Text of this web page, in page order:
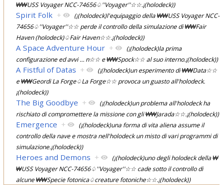
₩₩USS Voyager NCC-74656♤''Voyager''☆☆.¡(holodeck))
Spirit Folk +
(¡(holodeck)l'equipaggio della ₩₩USS Voyager NCC-
74656♤''Voyager''☆☆ perde il controllo della simulazione di ₩₩Fair
Haven (holodeck)♤Fair Haven☆☆.¡(holodeck))
A Space Adventure Hour +
(¡(holodeck)la prima
configurazione ed avvi… n☆☆ e ₩₩Spock☆☆ al suo interno.¡(holodeck))
A Fistful of Datas +
(¡(holodeck)un esperimento di ₩₩Data☆☆
e ₩₩Geordi La Forge♤La Forge☆☆ provoca un guasto all'holodeck.
¡(holodeck))
The Big Goodbye +
(¡(holodeck)un problema all'holodeck ha
rischiato di compromettere la missione con gli ₩₩Jarada☆☆.¡(holodeck))
Emergence +
(¡(holodeck)una forma di vita aliena assume il
controllo della nave e mostra nell'holodeck un misto di vari programmi di
simulazione.¡(holodeck))
Heroes and Demons +
(¡(holodeck)uno degli holodeck della ₩
₩USS Voyager NCC-74656♤''Voyager''☆☆ cade sotto il controllo di
alcune ₩₩Specie fotonica♤creature fotoniche☆☆.¡(holodeck))